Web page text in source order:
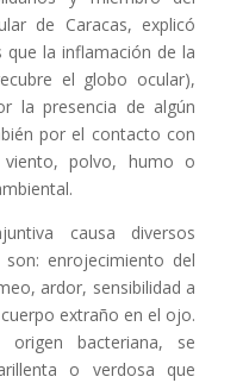
de Caracas, explicó
la inflamación de la
el globo ocular),
la presencia de algún
por el contacto con
viento, polvo, humo o
causa diversos
enrojecimiento del
ardor, sensibilidad a
extraño en el ojo.
bacteriana, se
o verdosa que